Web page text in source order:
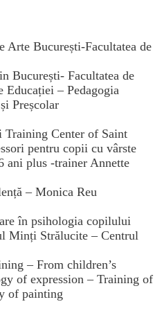
Arte București-Facultatea de
București- Facultatea de
Educației – Pedagogia
Preșcolar
Training Center of Saint
pentru copii cu vârste
ani plus -trainer Annette
– Monica Reu
în psihologia copilului
Minți Strălucite – Centrul
– From children’s
of expression – Training of
of painting